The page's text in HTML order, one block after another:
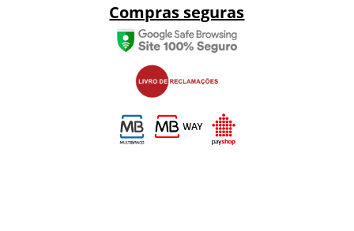
Compras seguras